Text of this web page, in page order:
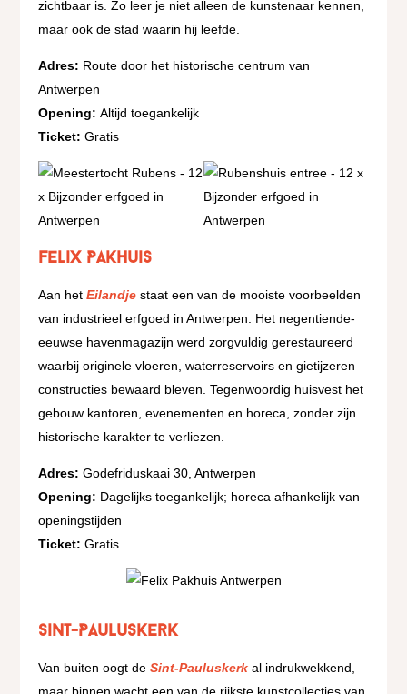
zichtbaar is. Zo leer je niet alleen de kunstenaar kennen,
maar ook de stad waarin hij leefde.
Adres: Route door het historische centrum van
Antwerpen
Opening: Altijd toegankelijk
Ticket: Gratis
Felix Pakhuis
Aan hetEilandje staat een van de mooiste voorbeelden
van industrieel erfgoed in Antwerpen. Het negentiende-
eeuwse havenmagazijn werd zorgvuldig gerestaureerd
waarbij originele vloeren, waterreservoirs en gietijzeren
constructies bewaard bleven. Tegenwoordig huisvest het
gebouw kantoren, evenementen en horeca, zonder zijn
historische karakter te verliezen.
Adres: Godefriduskaai 30, Antwerpen
Opening: Dagelijks toegankelijk; horeca afhankelijk van
openingstijden
Ticket: Gratis
Sint-Pauluskerk
Van buiten oogt deSint-Pauluskerk al indrukwekkend,